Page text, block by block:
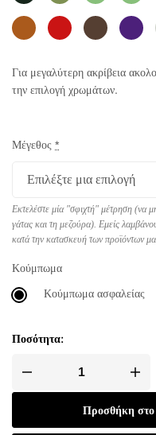
Για μεγαλύτερη ακρίβεια
την επιλογή χρωμάτων.
Μέγεθος *
Εκτελέστε μία "σφιχτή" μέτρηση (να
γάτας και τη μεζούρα). Εμείς
κατά την κατασκευή των προϊόντων
Κούμπωμα
Κούμπωμα ασφαλείας
Ποσότητα:
Προσθήκη στο